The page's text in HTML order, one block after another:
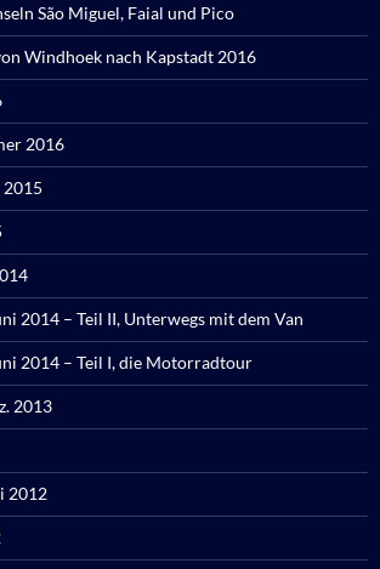
São Miguel, Faial und Pico
Windhoek nach Kapstadt 2016
2016
2014 – Teil II, Unterwegs mit dem Van
2014 – Teil I, die Motorradtour
2013
2012